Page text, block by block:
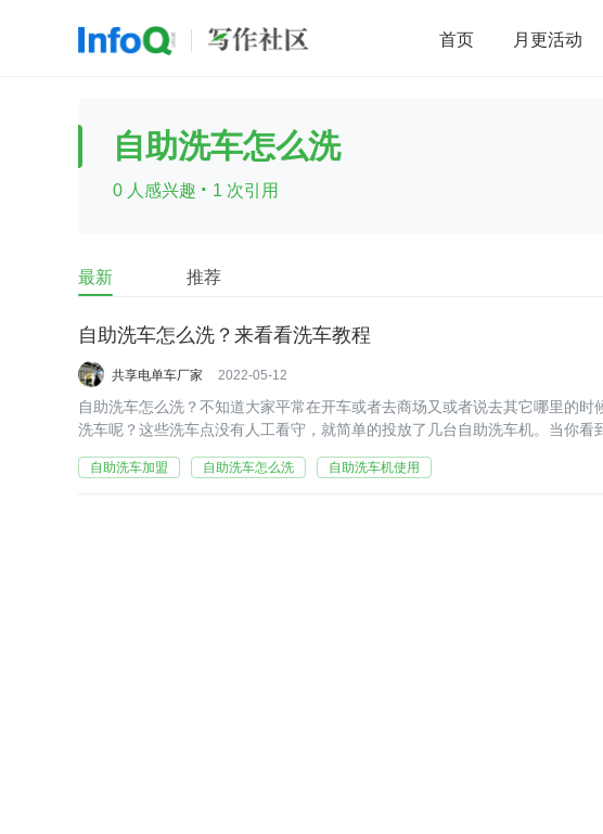
首页 月更活动
前端 AI 大数据
查看更多
自助洗车怎么洗
0 人感兴趣 · 1 次引用
最新 推荐
自助洗车怎么洗？来看看洗车教程
共享电单车厂家 2022-05-12
自助洗车怎么洗？不知道大家平常在开车或者去商场又或者说去其它哪里的时
洗车呢？这些洗车点没有人工看守，就简单的投放了几台自助洗车机。当你看
自助洗车加盟 自助洗车怎么洗 自助洗车机使用